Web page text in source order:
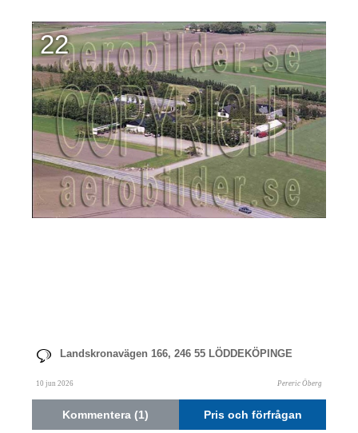
22
Landskronavägen 166, 246 55 LÖDDEKÖPINGE
10 jun 2026 Pereric Öberg
Kommentera (1) Pris och förfrågan